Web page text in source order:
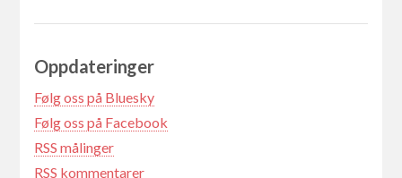
Oppdateringer
Følg oss på Bluesky
Følg oss på Facebook
RSS målinger
RSS kommentarer